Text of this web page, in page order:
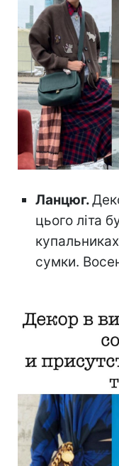
Ланцюг.
цього літа
сумки.